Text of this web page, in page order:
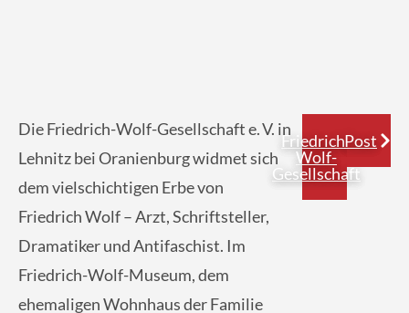
Die Friedrich-Wolf-Gesellschaft e. V. in
Lehnitz bei Oranienburg widmet sich
dem vielschichtigen Erbe von
Friedrich Wolf – Arzt, Schriftsteller,
Dramatiker und Antifaschist. Im
Friedrich-Wolf-Museum, dem
ehemaligen Wohnhaus der Familie
Friedrich-
Wolf-
Gesellschaft
Post